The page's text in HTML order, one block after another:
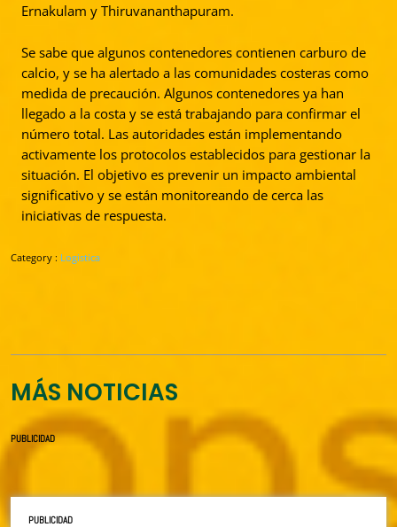
Ernakulam y Thiruvananthapuram.
Se sabe que algunos contenedores contienen carburo de
calcio, y se ha alertado a las comunidades costeras como
medida de precaución. Algunos contenedores ya han
llegado a la costa y se está trabajando para confirmar el
número total. Las autoridades están implementando
activamente los protocolos establecidos para gestionar la
situación. El objetivo es prevenir un impacto ambiental
significativo y se están monitoreando de cerca las
iniciativas de respuesta.
Category : Logistica
MÁS NOTICIAS
PUBLICIDAD
PUBLICIDAD